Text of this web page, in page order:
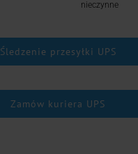
nieczynne
Śledzenie przesyłki UPS
Zamów kuriera UPS